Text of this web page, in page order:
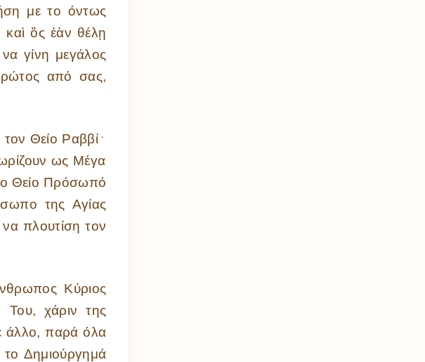
με το όντως
ὃς ἐὰν θέλῃ
γίνη μεγάλος
από σας,
Θείο Ραββί ﮲
ως Μέγα
Θείο Πρόσωπό
της Αγίας
πλουτίση τον
Κύριος
χάριν της
άλλο, παρά όλα
Δημιούργημά